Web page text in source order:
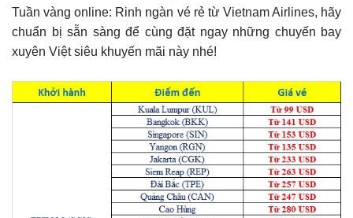
Tuần vàng online: Rinh ngàn vé rẻ từ Vietnam Airlines, hãy
chuẩn bị sẵn sàng để cùng đặt ngay những chuyến bay
xuyên Việt siêu khuyến mãi này nhé!